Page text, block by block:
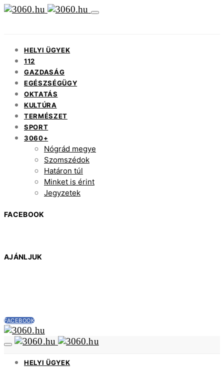
HELYI ÜGYEK
112
GAZDASÁG
EGÉSZSÉGÜGY
OKTATÁS
KULTÚRA
TERMÉSZET
SPORT
3060+
Nógrád megye
Szomszédok
Határon túl
Minket is érint
Jegyzetek
FACEBOOK
AJÁNLJUK
FACEBOOK
HELYI ÜGYEK